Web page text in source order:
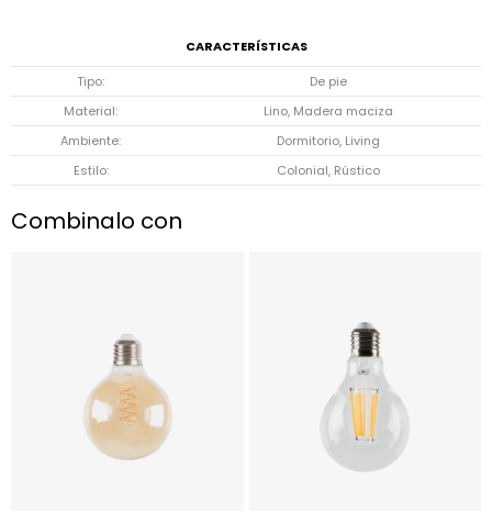
CARACTERÍSTICAS
Tipo
De pie
Material
Lino, Madera maciza
Ambiente
Dormitorio, Living
Estilo
Colonial, Rústico
Combinalo con